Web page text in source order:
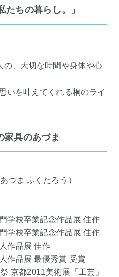
たちの暮らし。」
の、大切な時間や身体や心
いを叶えてくれる桐のライ
家具のあづま
ま ふくたろう）
学校卒業記念作品展 佳作
学校卒業記念作品展 佳作
作品展 佳作
作品展 最優秀賞 受賞
京都2011美術展「工芸」